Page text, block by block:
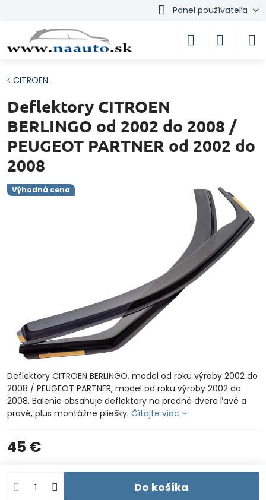
Panel používateľa
Výhodná cena
CITROEN
Deflektory CITROEN
BERLINGO od 2002 do 2008 /
PEUGEOT PARTNER od 2002 do
2008
Deflektory CITROEN BERLINGO, model od roku výroby 2002 do
2008 / PEUGEOT PARTNER, model od roku výroby 2002 do
2008. Balenie obsahuje deflektory na predné dvere ľavé a
pravé, plus montážne pliešky. Čítajte viac
45 €
Do košíka